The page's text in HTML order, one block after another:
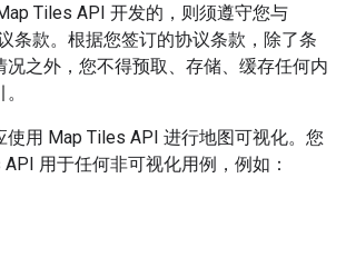
Tiles API 开发的，则须遵守您与
条款。根据您签订的协议条款，除了条
况之外，您不得预取、存储、缓存任何内
使用 Map Tiles API 进行地图可视化。您
用于任何非可视化用例，例如：